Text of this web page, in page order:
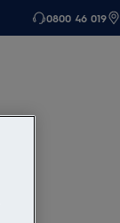
0800 46 019